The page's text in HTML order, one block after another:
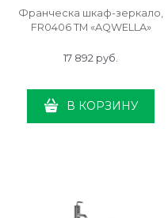
Франческа шкаф-зеркало,
FR0406 ТМ «AQWELLA»
17 892 руб.
В КОРЗИНУ